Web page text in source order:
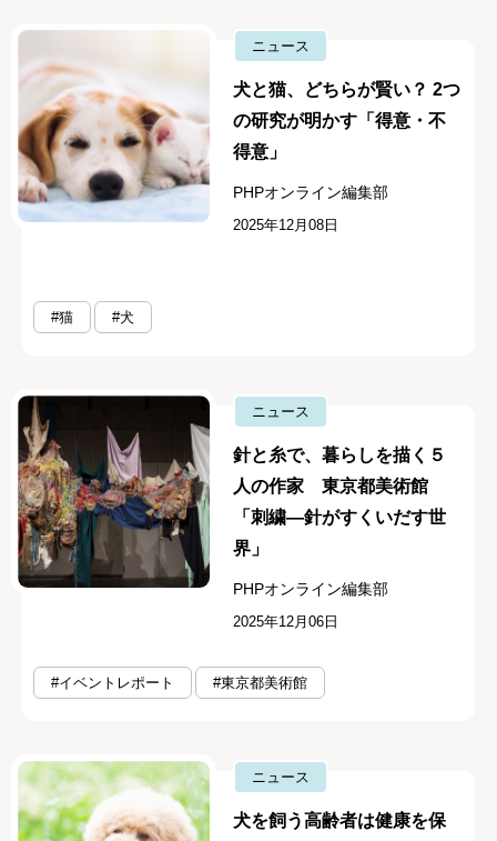
ニュース
犬と猫、どちらが賢い？ 2つ
の研究が明かす「得意・不
得意」
PHPオンライン編集部
2025年12月08日
#猫 #犬
ニュース
針と糸で、暮らしを描く５
人の作家 東京都美術館
「刺繍―針がすくいだす世
界」
PHPオンライン編集部
2025年12月06日
#イベントレポート #東京都美術館
ニュース
犬を飼う高齢者は健康を保